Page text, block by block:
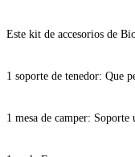
Este kit de accesorios de
1 soporte de tenedor: Que
1 mesa de camper: